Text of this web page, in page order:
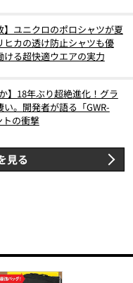
】ユニクロのポロシャツが夏
ヒカの透け防止シャツも優
る超快適ウエアの実力
】18年ぶり超絶進化！グラ
。開発者が語る「GWR-
トの衝撃
見る